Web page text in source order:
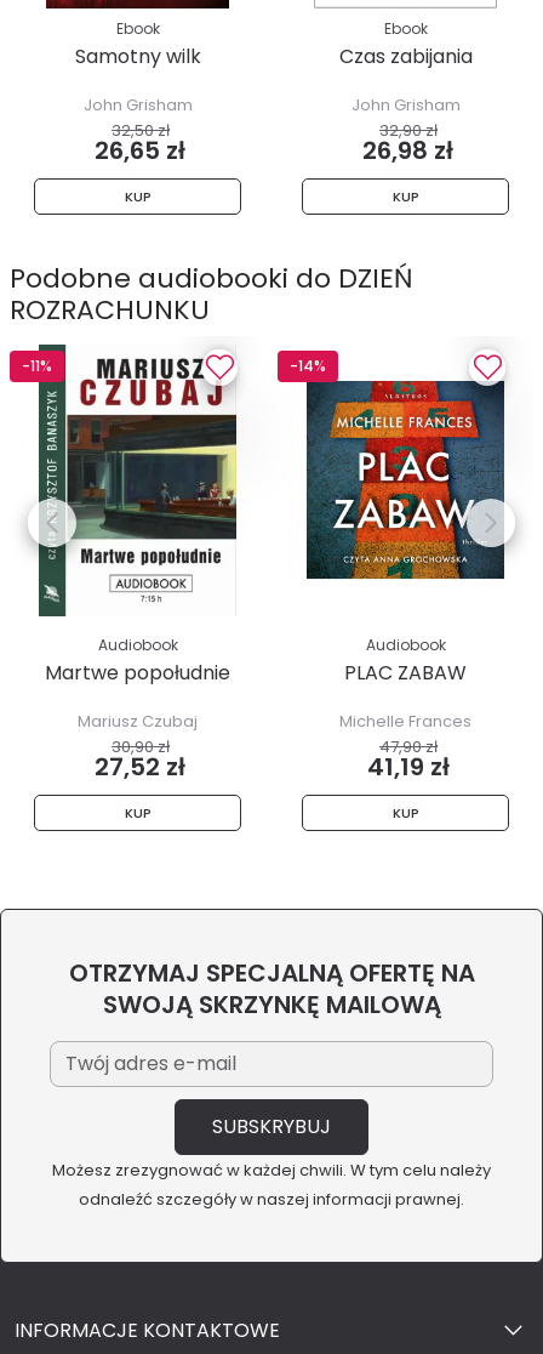
Ebook
Samotny wilk
John Grisham
32,50 zł
26,65 zł
KUP
Ebook
Czas zabijania
John Grisham
32,90 zł
26,98 zł
KUP
Podobne audiobooki do DZIEŃ
ROZRACHUNKU
-11%
Audiobook
Martwe popołudnie
Mariusz Czubaj
30,90 zł
27,52 zł
KUP
-14%
Audiobook
PLAC ZABAW
Michelle Frances
47,90 zł
41,19 zł
KUP
OTRZYMAJ SPECJALNĄ OFERTĘ NA
SWOJĄ SKRZYNKĘ MAILOWĄ
Możesz zrezygnować w każdej chwili. W tym celu należy
odnaleźć szczegóły w naszej informacji prawnej.
INFORMACJE KONTAKTOWE